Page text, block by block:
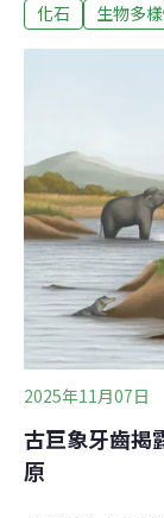
灣海域出沒。
有大頭，發達
貝類這一類比較
悉、最常見到的
一點都不綠，牠
為主食，體內
瑁（
化石 生物多
2025年11月07日
古巨象牙齒揭
原